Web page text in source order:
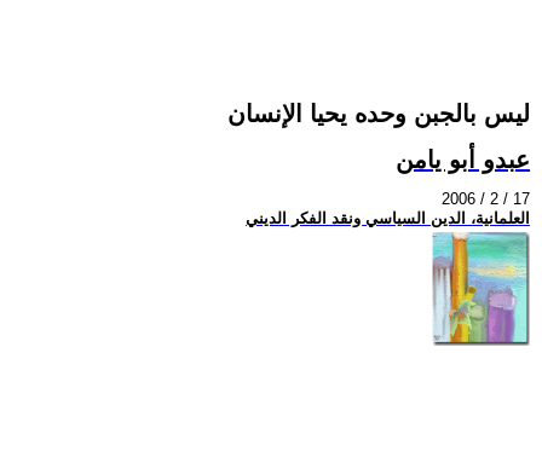
ليس بالجبن وحده يحيا الإنسان
عبدو أبو يامن
2006 / 2 / 17
العلمانية، الدين السياسي ونقد الفكر الديني